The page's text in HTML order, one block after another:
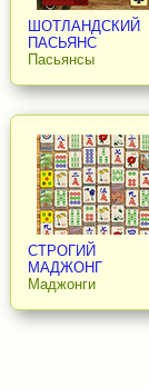
ШОТЛАНДСКИЙ
ПАСЬЯНС
Пасьянсы
СТРОГИЙ
МАДЖОНГ
Маджонги